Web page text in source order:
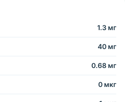
1.3 мг
40 мг
0.68 мг
0 мкг